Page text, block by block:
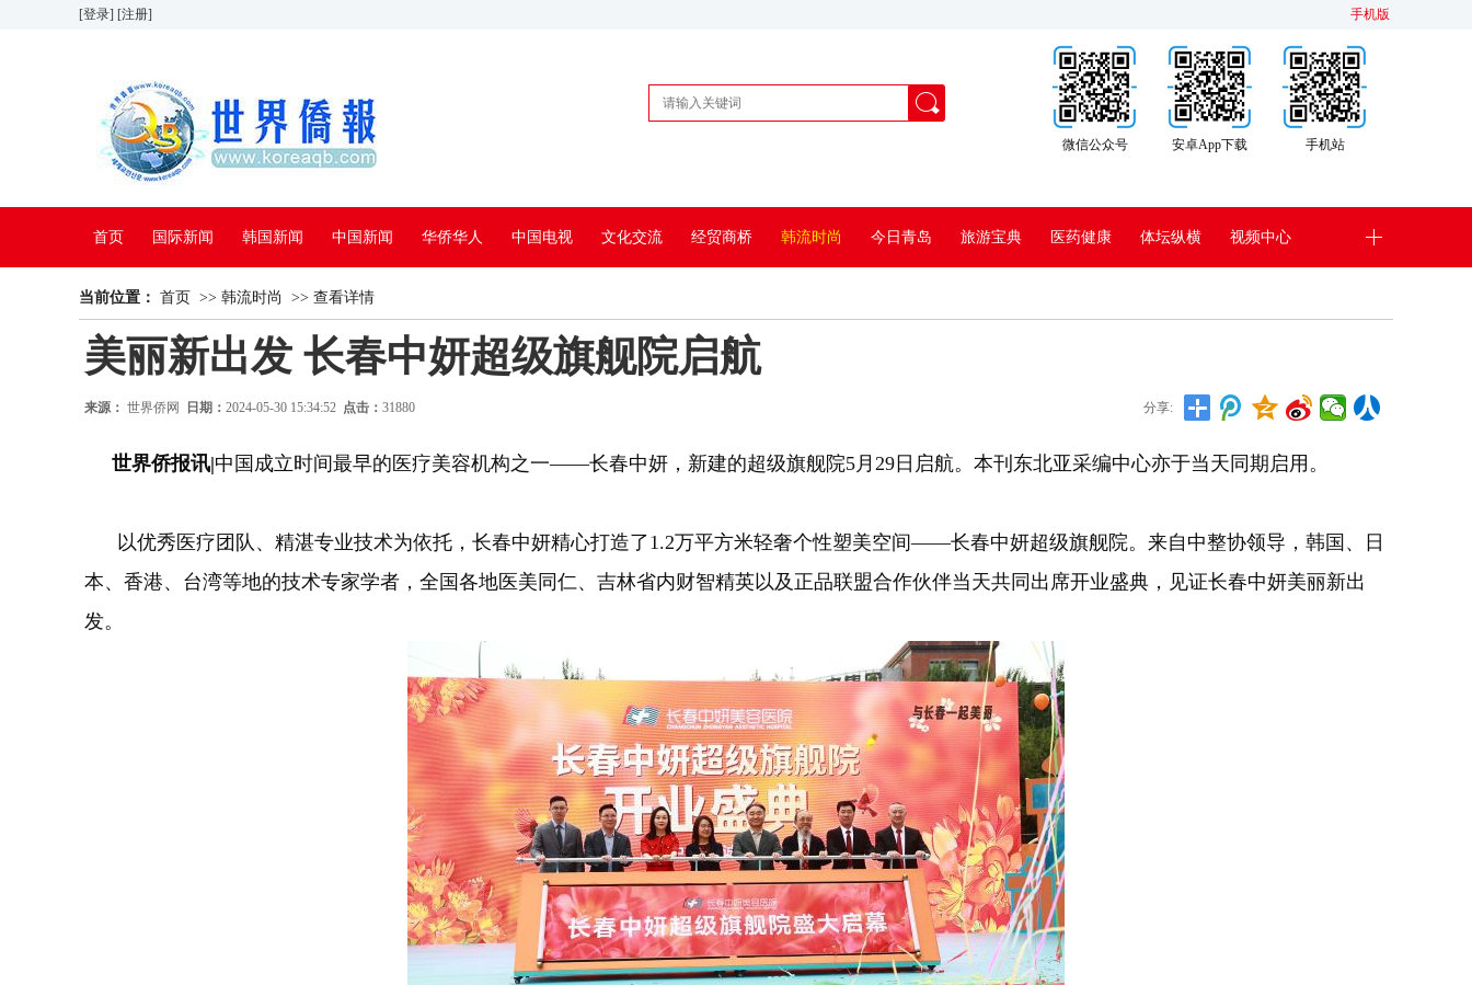
[登录] [注册] 手机版
手机站
安卓App下载
微信公众号
首页 国际新闻 韩国新闻 中国新闻 华侨华人 中国电视 文化交流 经贸商桥 韩流时尚 今日青岛 旅游宝典 医药健康 体坛纵横 视频中心
看中国 特别报道
当前位置： 首页 >> 韩流时尚 >> 查看详情
美丽新出发 长春中妍超级旗舰院启航
来源： 世界侨网 日期： 2024-05-30 15:34:52 点击： 31880 分享:
世界侨报讯|中国成立时间最早的医疗美容机构之一——长春中妍，新建的超级旗舰院5月29日启航。本刊东北亚采编中心亦于当天同期启用。
以优秀医疗团队、精湛专业技术为依托，长春中妍精心打造了1.2万平方米轻奢个性塑美空间——长春中妍超级旗舰院。来自中整协领导，韩国、日
本、香港、台湾等地的技术专家学者，全国各地医美同仁、吉林省内财智精英以及正品联盟合作伙伴当天共同出席开业盛典，见证长春中妍美丽新出
发。